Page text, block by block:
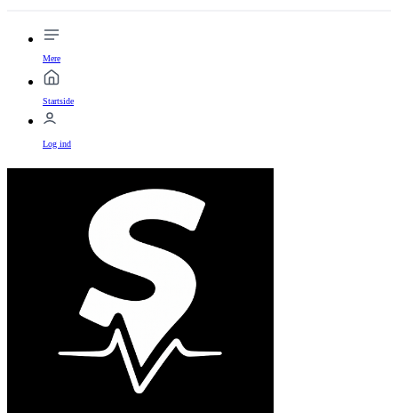
Mere
Startside
Log ind